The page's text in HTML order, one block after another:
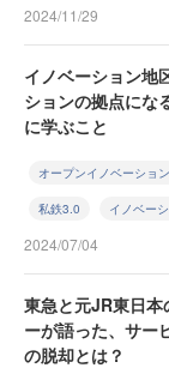
2024/11/29
イノベーション地
ションの拠点にな
に学ぶこと
オープンイノベーション
私鉄3.0 イノベー
2024/07/04
東急と元JR東日本
ーが語った、サー
の脱却とは？